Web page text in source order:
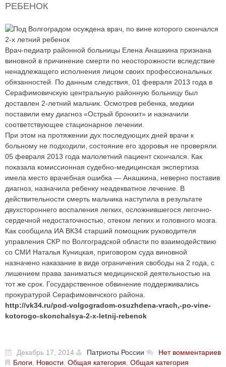
РЕБЕНОК
Врач-педиатр районной больницы Елена Анашкина признана
виновной в причинение смерти по неосторожности вследствие
ненадлежащего исполнения лицом своих профессиональных
обязанностей. По данным следствия, 01 февраля 2013 года в
Серафимовичскую центральную районную больницу был
доставлен 2-летний мальчик. Осмотрев ребенка, медики
поставили ему диагноз «Острый бронхит» и назначили
соответствующее стационарное лечении.
При этом на протяжении дух последующих дней врачи к
больному не подходили, состояние его здоровья не проверяли.
05 февраля 2013 года малолетний пациент скончался. Как
показала комиссионная судебно-медицинская экспертиза
имела место врачебная ошибка — Анашкина, неверно поставив
диагноз, назначила ребенку неадекватное лечение. В
действительности смерть мальчика наступила в результате
двухстороннего воспаления легких, осложнившегося легочно-
сердечной недостаточностью, отеком легких и головного мозга.
Как сообщила ИА ВК34 старший помощник руководителя
управления СКР по Волгоградской области по взаимодействию
со СМИ Наталья Куницкая, приговором суда виновной
назначено наказание в виде ограничения свободы на 2 года, с
лишением права заниматься медицинской деятельностью на
тот же срок. Государственное обвинение поддерживались
прокуратурой Серафимовичского района.
http://vk34.ru/pod-volgogradom-osuzhdena-vrach,-po-vine-
kotorogo-skonchalsya-2-x-letnij-rebenok
Декабрь 17, 2014 Патриоты России
Нет вомментариев
Блоги
Новости Общая категория Общая категория